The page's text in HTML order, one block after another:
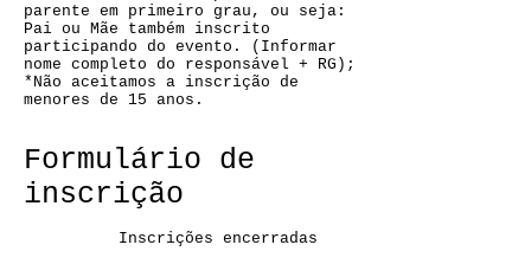
parente em primeiro grau, ou seja:
Pai ou Mãe também inscrito
participando do evento. (Informar
nome completo do responsável + RG);
*Não aceitamos a inscrição de
menores de 15 anos.
Formulário de
inscrição
Inscrições encerradas